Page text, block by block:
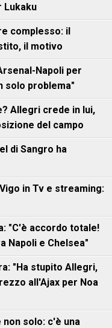
Lukaku
complesso: il
il motivo
Napoli per
solo problema"
Allegri crede in lui,
del campo
di Sangro ha
in Tv e streaming:
"C'è accordo totale!
Napoli e Chelsea"
"Ha stupito Allegri,
all'Ajax per Noa
non solo: c'è una